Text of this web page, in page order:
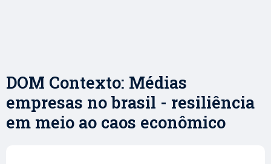
DOM Contexto: Médias
empresas no brasil - resiliência
em meio ao caos econômico